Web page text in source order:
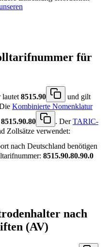
für
lautet8515.90
und gilt
Kombinierte Nomenklatur
8515.90.80 . DerTARIC-
Zollsätze verwendet:
nach Deutschland benötigen
8515.90.80.90.0
nach
(AV)